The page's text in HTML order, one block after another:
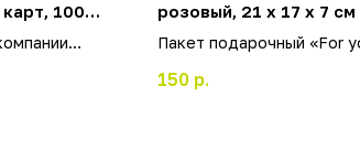
100
розовый, 21 х 17 х 7 см
Пакет подарочный «For
150 р.